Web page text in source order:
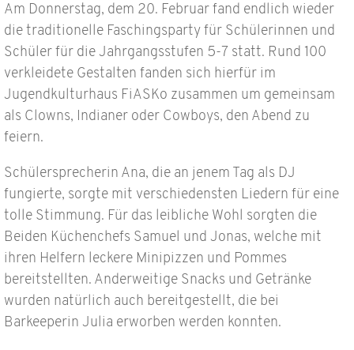
Am Donnerstag, dem 20. Februar fand endlich wieder
die traditionelle Faschingsparty für Schülerinnen und
Schüler für die Jahrgangsstufen 5-7 statt. Rund 100
verkleidete Gestalten fanden sich hierfür im
Jugendkulturhaus FiASKo zusammen um gemeinsam
als Clowns, Indianer oder Cowboys, den Abend zu
feiern.
Schülersprecherin Ana, die an jenem Tag als DJ
fungierte, sorgte mit verschiedensten Liedern für eine
tolle Stimmung. Für das leibliche Wohl sorgten die
Beiden Küchenchefs Samuel und Jonas, welche mit
ihren Helfern leckere Minipizzen und Pommes
bereitstellten. Anderweitige Snacks und Getränke
wurden natürlich auch bereitgestellt, die bei
Barkeeperin Julia erworben werden konnten.